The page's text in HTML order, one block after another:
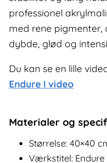
professionel
med rene
dybde, glød og
Du kan se en lille
Endure I video
Materialer og
Størrelse: 40×40
Værkstitel: Endure